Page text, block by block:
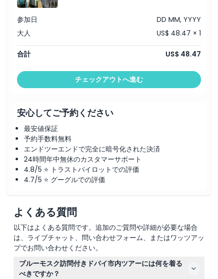
参加日
DD MM, YYYY
大人
US$ 48.47 × 1
合計 US$ 48.47
チェックアウトへ進む
安心してご予約ください
最安値保証
予約手数料無料
エンドツーエンドで完全に暗号化された決済
24時間年中無休のカスタマーサポート
4.8/5 ⭐ トラストパイロットでの評価
4.7/5 ⭐ グーグルでの評価
よくある質問
以下はよくある質問です。追加のご質問や詳細が必要な場合
は、ライブチャット、問い合わせフォーム、またはワッツアッ
プでお問い合わせください。
ブルーモスク訪問付きドバイ市内ツアーには何を着る
べきですか？